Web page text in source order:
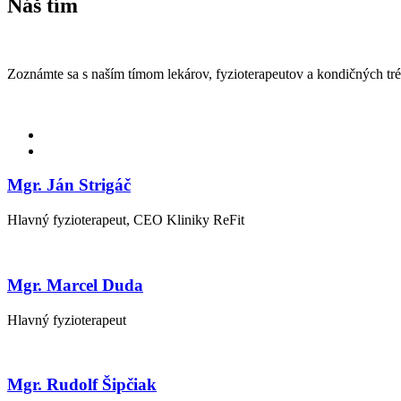
Náš tím
Zoznámte sa s naším tímom lekárov, fyzioterapeutov a kondičných
Mgr. Ján Strigáč
Hlavný fyzioterapeut, CEO Kliniky ReFit
Mgr. Marcel Duda
Hlavný fyzioterapeut
Mgr. Rudolf Šipčiak